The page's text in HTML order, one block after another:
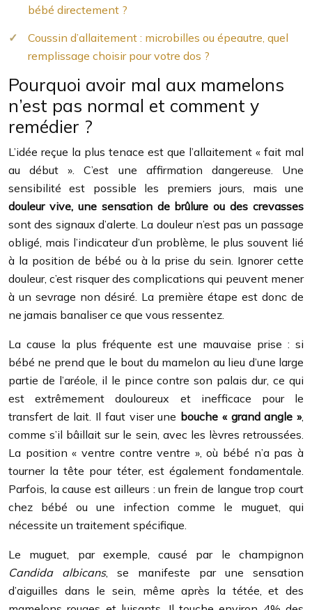
bébé directement ?
Coussin d’allaitement : microbilles ou épeautre, quel
remplissage choisir pour votre dos ?
Pourquoi avoir mal aux mamelons
n’est pas normal et comment y
remédier ?
L’idée reçue la plus tenace est que l’allaitement « fait mal
au début ». C’est une affirmation dangereuse. Une
sensibilité est possible les premiers jours, mais une
douleur vive, une sensation de brûlure ou des crevasses
sont des signaux d’alerte. La douleur n’est pas un passage
obligé, mais l’indicateur d’un problème, le plus souvent lié
à la position de bébé ou à la prise du sein. Ignorer cette
douleur, c’est risquer des complications qui peuvent mener
à un sevrage non désiré. La première étape est donc de
ne jamais banaliser ce que vous ressentez.
La cause la plus fréquente est une mauvaise prise : si
bébé ne prend que le bout du mamelon au lieu d’une large
partie de l’aréole, il le pince contre son palais dur, ce qui
est extrêmement douloureux et inefficace pour le
transfert de lait. Il faut viser une bouche « grand angle »,
comme s’il bâillait sur le sein, avec les lèvres retroussées.
La position « ventre contre ventre », où bébé n’a pas à
tourner la tête pour téter, est également fondamentale.
Parfois, la cause est ailleurs : un frein de langue trop court
chez bébé ou une infection comme le muguet, qui
nécessite un traitement spécifique.
Le muguet, par exemple, causé par le champignon
Candida albicans, se manifeste par une sensation
d’aiguilles dans le sein, même après la tétée, et des